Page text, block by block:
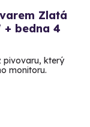
Zlatá
bedna 4
pivovaru, který
monitoru.